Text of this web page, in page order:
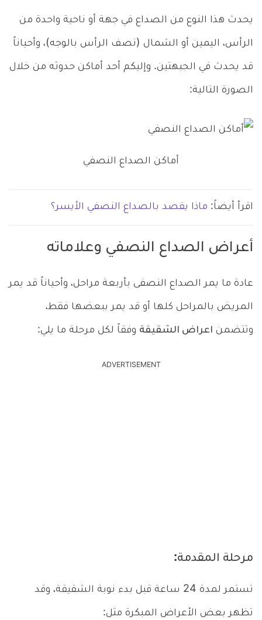
يحدث هذا النوع من الصداع في جهة أو ناحية واحدة من
الرأس، اليمين أو الشمال (نصف الرأس بالوجه)، وأحياناً
قد يحدث في الجبهتين. وإليكم أحد أماكن حدوثه من خلال
الصورة التالية:
أماكن الصداع النصفي
اقرأ أيضاً: ماذا يقصد بالصداع النصفي الأيسر؟
أعراض الصداع النصفي وعلاماته
عادة ما يمر الصداع النصفى بأربعة مراحل، وأحياناً قد يمر
المريض بالمراحل كلها أو قد يمر ببعضها فقط،
وتتضمن اعراض الشقيقة وفقاً لكل مرحلة ما يلي:
ADVERTISEMENT
مرحلة المقدمة:
تستمر لمدة 24 ساعة قبل بدء نوبة الشقيقة، وقد
تظهر بعض الأعراض المبكرة مثل: